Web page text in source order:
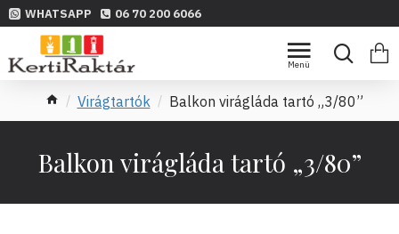
WHATSAPP 06 70 200 6066
Virágtartók Balkon virágláda tartó „3/80”
Balkon virágláda tartó „3/80”